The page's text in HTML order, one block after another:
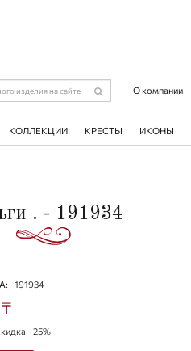
О компании
КОЛЛЕКЦИИ КРЕСТЫ ИКОНЫ
. - 191934
191934
- 25%